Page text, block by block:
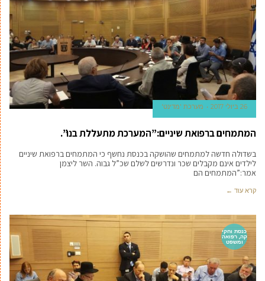
26 ביולי 2017 מערכת 'מדינט'
המתמחים ברפואת שיניים:”המערכת מתעללת בנו”.
בשדולה חדשה למתמחים שהושקה בכנסת נחשף כי המתמחים ברפואת שיניים
לילדים אינם מקבלים שכר ונדרשים לשלם שכ”ל גבוה. השר ליצמן
אמר:”המתמחים הם
קרא עוד ←
כנסת וחקי
קה, רפואה
ומשפט